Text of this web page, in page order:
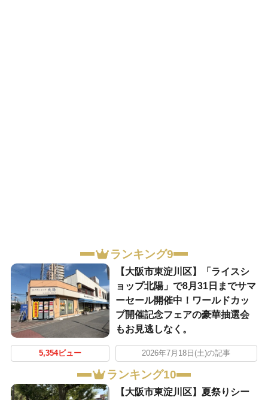
ランキング9
【大阪市東淀川区】「ライスシ
ョップ北陽」で8月31日までサマ
ーセール開催中！ワールドカッ
プ開催記念フェアの豪華抽選会
もお見逃しなく。
5,354ビュー 2026年7月18日(土)の記事
ランキング10
【大阪市東淀川区】夏祭りシー